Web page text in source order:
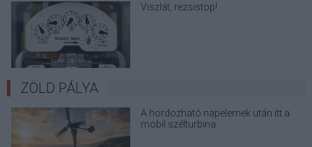
Viszlát, rezsistop!
ZÖLD PÁLYA
A hordozható napelemek után itt a
mobil szélturbina